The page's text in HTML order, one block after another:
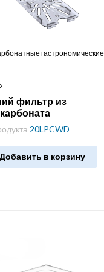
гастрономические
фильтр из
20LPCWD
Добавить в корзину